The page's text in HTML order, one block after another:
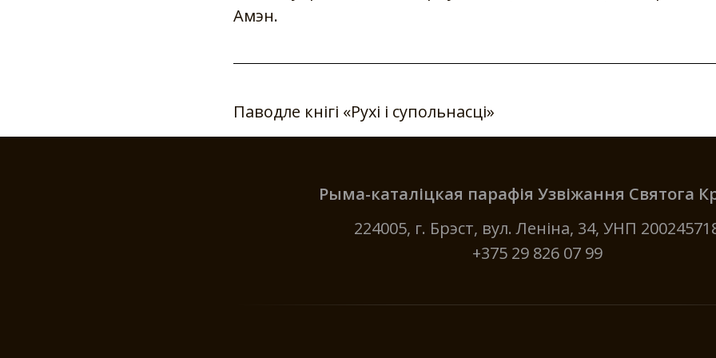
Амэн.
Паводле кнігі «Рухі і супольнасці»
Рыма-каталіцкая парафія Узвіжання Святога
224005, г. Брэст, вул. Леніна, 34, УНП
+375 29 826 07 99